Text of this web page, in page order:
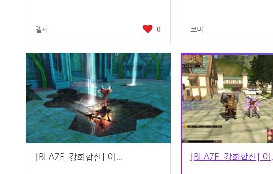
엘사 0 코미
[BLAZE_강화합산] 이... [BLAZE_강화합산] 이...